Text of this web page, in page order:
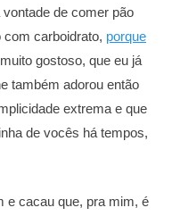
de comer pão
carboidrato, porque
gostoso, que eu já
também adorou então
extrema e que
de vocês há tempos,
e cacau que, pra mim, é